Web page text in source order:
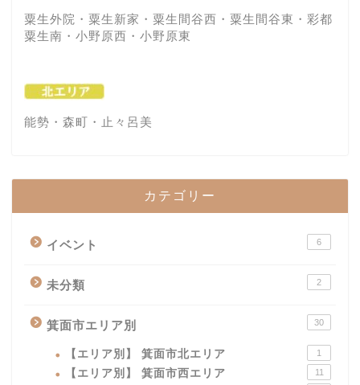
粟生外院・粟生新家・粟生間谷西・粟生間谷東・彩都
粟生南・小野原西・小野原東
能勢・森町・止々呂美
カテゴリー
イベント 6
未分類 2
箕面市エリア別 30
【エリア別】 箕面市北エリア 1
【エリア別】 箕面市西エリア 11